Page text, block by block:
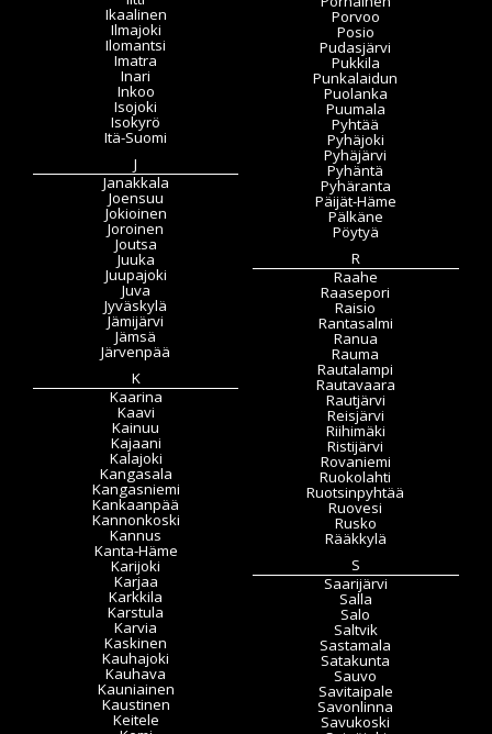
Ikaalinen
Ilmajoki
Ilomantsi
Imatra
Inari
Inkoo
Isojoki
Isokyrö
Itä-Suomi
J
Janakkala
Joensuu
Jokioinen
Joroinen
Joutsa
Juuka
Juupajoki
Juva
Jyväskylä
Jämijärvi
Jämsä
Järvenpää
K
Kaarina
Kaavi
Kainuu
Kajaani
Kalajoki
Kangasala
Kangasniemi
Kankaanpää
Kannonkoski
Kannus
Kanta-Häme
Karijoki
Karjaa
Karkkila
Karstula
Karvia
Kaskinen
Kauhajoki
Kauhava
Kauniainen
Kaustinen
Keitele
Porvoo
Posio
Pudasjärvi
Pukkila
Punkalaidun
Puolanka
Puumala
Pyhtää
Pyhäjoki
Pyhäjärvi
Pyhäntä
Pyhäranta
Päijät-Häme
Pälkäne
Pöytyä
R
Raahe
Raasepori
Raisio
Rantasalmi
Ranua
Rauma
Rautalampi
Rautavaara
Rautjärvi
Reisjärvi
Riihimäki
Ristijärvi
Rovaniemi
Ruokolahti
Ruotsinpyhtää
Ruovesi
Rusko
Rääkkylä
S
Saarijärvi
Salla
Salo
Saltvik
Sastamala
Satakunta
Sauvo
Savitaipale
Savonlinna
Savukoski